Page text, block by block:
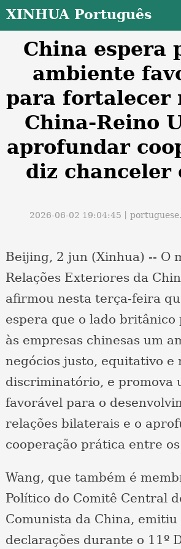
XINHUA Português
China espera
ambiente
para fortalecer
China-Reino
aprofundar
diz chanceler
2026-06-02 19:04:45丨
Beijing, 2 jun (Xinhua) -- O
Relações Exteriores da
afirmou nesta terça-feira
espera que o lado britânico
às empresas chinesas um
negócios justo, equitativo e
discriminatório, e promova
favorável para o
relações bilaterais e o
cooperação prática entre
Wang, que também é
Político do Comitê Central
Comunista da China, emitiu
declarações durante o 11º